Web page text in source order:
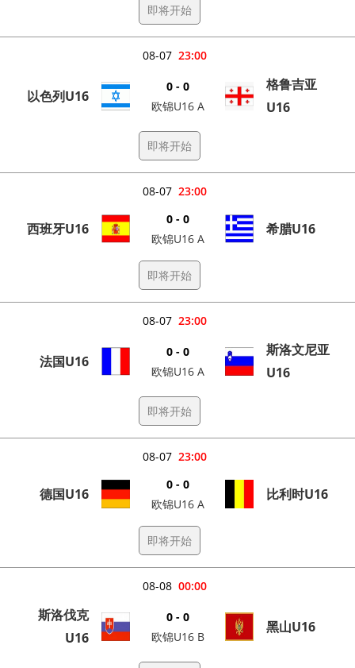
即将开始
23:00
08-07
以色列U16
0 - 0
欧锦U16 A
格鲁吉亚
U16
即将开始
23:00
08-07
西班牙U16
0 - 0
欧锦U16 A
希腊U16
即将开始
23:00
08-07
法国U16
0 - 0
欧锦U16 A
斯洛文尼亚
U16
即将开始
23:00
08-07
德国U16
0 - 0
欧锦U16 A
比利时U16
即将开始
00:00
08-08
斯洛伐克
U16
0 - 0
欧锦U16 B
黑山U16